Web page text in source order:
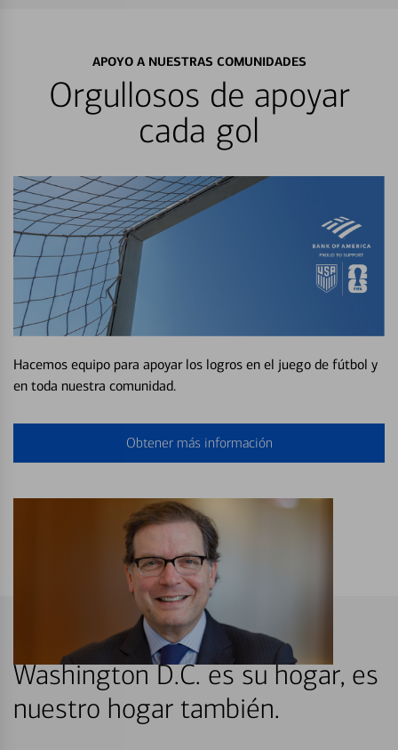
APOYO A NUESTRAS COMUNIDADES
Orgullosos de apoyar
cada gol
Hacemos equipo para apoyar los logros en el juego de fútbol y
en toda nuestra comunidad.
Obtener más información
Washington D.C. es su hogar, es
nuestro hogar también.